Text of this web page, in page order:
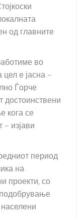
од главните
во
е јасна –
Ѓорче
достоинствени
кога се
изјави
период
на
проекти, со